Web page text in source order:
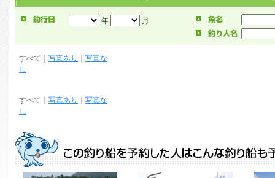
年 月
すべて 写真あり
写真な
し
すべて 写真あり
写真な
し